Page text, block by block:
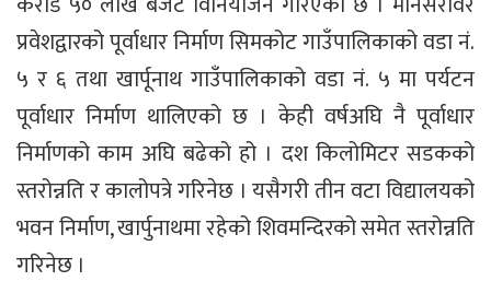
प्रवेशद्वारको पूर्वाधार निर्माण सिमकोट गाउँपालिकाको वडा नं.
५ र ६ तथा खार्पूनाथ गाउँपालिकाको वडा नं. ५ मा पर्यटन
पूर्वाधार निर्माण थालिएको छ । केही वर्षअघि नै पूर्वाधार
निर्माणको काम अघि बढेको हो । दश किलोमिटर सडकको
स्तरोन्नति र कालोपत्रे गरिनेछ । यसैगरी तीन वटा विद्यालयको
भवन निर्माण, खार्पुनाथमा रहेको शिवमन्दिरको समेत स्तरोन्नति
गरिनेछ ।